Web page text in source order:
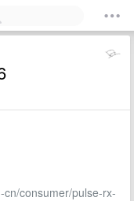
cn/consumer/pulse-rx-